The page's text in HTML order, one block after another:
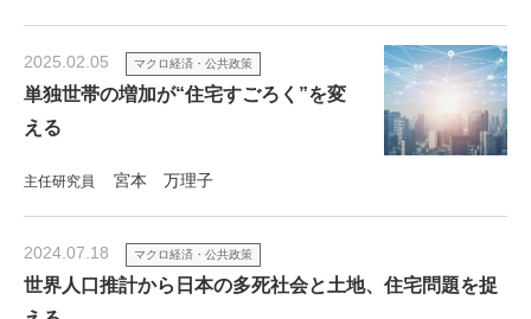
2025.02.05 マクロ経済・公共政策
単独世帯の増加が“住宅すごろく”を変
える
主任研究員 宮本 万理子
2024.07.18 マクロ経済・公共政策
世界人口推計から日本の多死社会と土地、住宅問題を捉